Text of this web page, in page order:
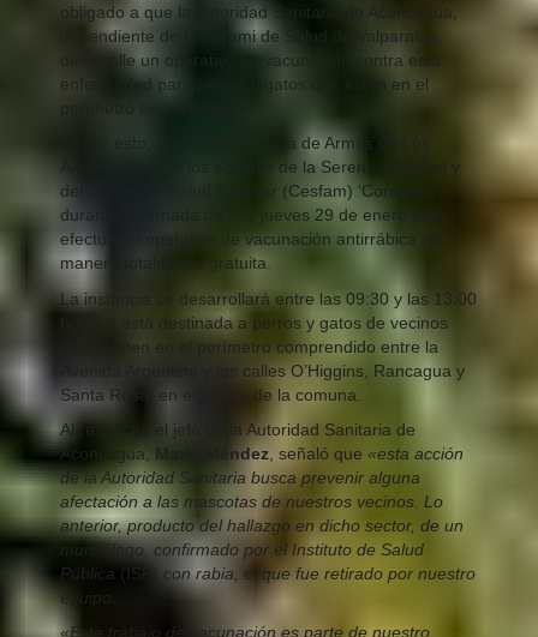
obligado a que la Autoridad Sanitaria de Aconcagua,
dependiente de la Seremi de Salud de Valparaíso,
desarrolle un operativo de vacunación contra esta
enfermedad para perros y gatos que estén en el
Es por esto, que hasta la Plaza de Armas de Los
Andes arribarán los equipos de la Seremi de Salud y
del Centro de Salud Familiar (Cesfam) ‘Cordillera’,
durante la jornada de hoy jueves 29 de enero para
efectuar el operativo de vacunación antirrábica de
manera totalmente gratuita.
La instancia se desarrollará entre las 09:30 y las 13:00
horas y está destinada a perros y gatos de vecinos
que habiten en el perímetro comprendido entre la
Avenida Argentina y las calles O’Higgins, Rancagua y
Santa Rosa, en el centro de la comuna.
Al respecto, el jefe de la Autoridad Sanitaria de
Aconcagua,
Mario Méndez , señaló que «esta acción
de la Autoridad Sanitaria busca prevenir alguna
afectación a las mascotas de nuestros vecinos. Lo
anterior, producto del hallazgo en dicho sector, de un
murciélago, confirmado por el Instituto de Salud
Pública (ISP) con rabia, el que fue retirado por nuestro
equipo
«Este trabajo de vacunación es parte de nuestro